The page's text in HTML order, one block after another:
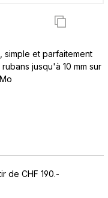
simple et parfaitement
jusqu'à 10 mm sur
de CHF 190.-